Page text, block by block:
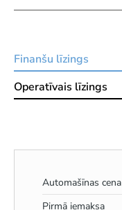
Finanšu līzings
Operatīvais līzings
Automašīnas cena
Pirmā iemaksa